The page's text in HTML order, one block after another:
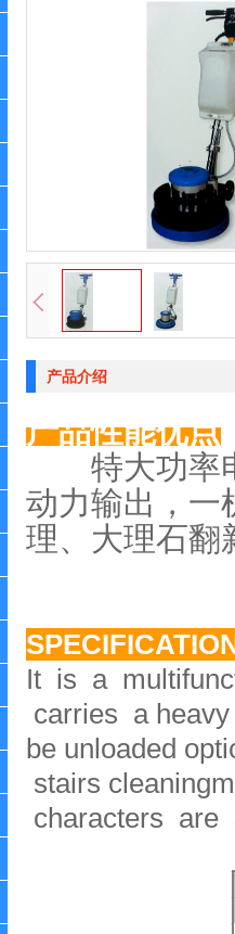
产品介绍
产品性能优点
特大功率电
动力输出，一
理、大理石翻
It is a
carries a
be unloaded
stairs
characters